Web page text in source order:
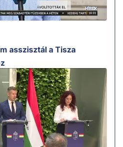
asszisztál a Tisza